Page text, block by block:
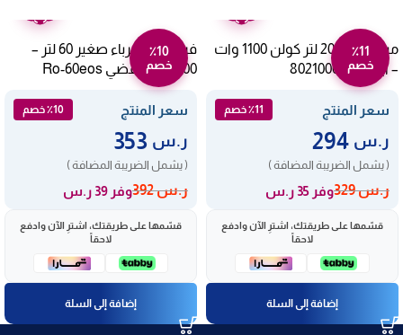
٪11
خصم
ميكروويف 20 لتر كولن 1100 وات
– أبيض 802100002
سعر المنتج ٪11 خصم
ر.س
( يشمل الضريبة المضافة )
ر.س329 وفر 35 ر.س
قسّمها على طريقتك، اشترِ الآن وادفع
لاحقاً
إضافة إلى السلة
٪10
خصم
فرن ارو كهرباء صغير 60 لتر –
2000 وات فضي Ro-60eos
سعر المنتج ٪10 خصم
ر.س
( يشمل الضريبة المضافة )
ر.س392 وفر 39 ر.س
قسّمها على طريقتك، اشترِ الآن وادفع
لاحقاً
إضافة إلى السلة